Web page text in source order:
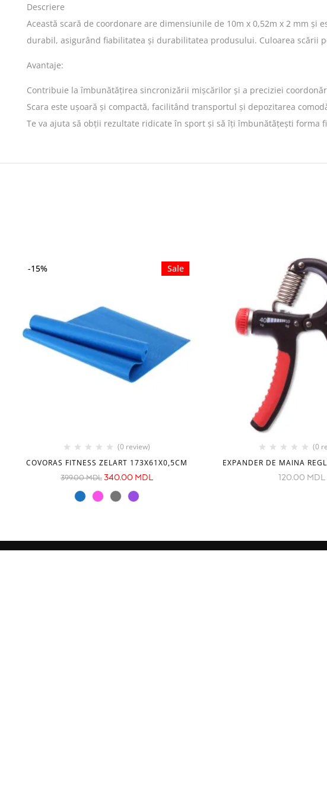
Descriere
Această scară de coordonare are dimensiunile de 10m x 0,52m x 2 mm
durabil, asigurând fiabilitatea și durabilitatea produsului. Culoarea scării
Avantaje:
Contribuie la îmbunătățirea sincronizării mișcărilor și a preciziei
Scara este ușoară și compactă, facilitând transportul și depozitarea
Te va ajuta să obții rezultate ridicate în sport și să îți îmbunătățești forma
Sale
-15%
(0 review)
COVORAS FITNESS ZELART 173X61X0,5СМ
399.00MDL 340.00 MDL
(0
EXPANDER DE MAINA
120.00 MDL